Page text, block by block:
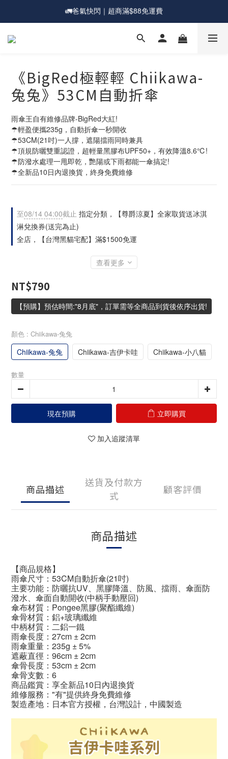
💰新會員送購物金現折$50
🎁爸氣一夏｜宅配滿$1588送超大直傘
💰新會員送購物金現折$50
《BigRed極輕輕 Chiikawa-
兔兔》53CM自動折傘
雨傘王自有維修品牌-BigRed大紅!
☂輕盈便攜235g，自動折傘一秒開收
☂53CM(21吋)一人撐，遮陽擋雨同時兼具
☂頂規防曬雙重認證，超輕量黑膠布UPF50+，有效降溫8.6℃!
☂防潑水處理一甩即乾，艷陽或下雨都能一傘搞定!
☂全新品10日內退換貨，終身免費維修
至08/14 04:00截止 指定分類，【尊爵涼夏】全家取貨送冰淇
淋兌換券(送完為止)
全店，【台灣黑貓宅配】滿$1500免運
查看更多
NT$790
【預購】預估時間:"8月底"，訂單需等全商品到貨後依序出貨!
顏色 : Chiikawa-兔兔
Chiikawa-兔兔 Chiikawa-吉伊卡哇 Chiikawa-小八貓
數量
現在預購 立即購買
加入追蹤清單
商品描述
送貨及付款方
式
顧客評價
商品描述
【商品規格】
雨傘尺寸：53CM自動折傘(21吋)
主要功能：防曬抗UV、黑膠降溫、防風、擋雨、傘面防
潑水、傘面自動開收(中柄手動壓回)
傘布材質：Pongee黑膠(聚酯纖維)
傘骨材質：鋁+玻璃纖維
中柄材質：二鋁一鐵
雨傘長度：27cm ± 2cm
雨傘重量：235g ± 5%
遮蔽直徑：96cm ± 2cm
傘骨長度：53cm ± 2cm
傘骨支數：6
商品鑑賞：享全新品10日內退換貨
維修服務："有"提供終身免費維修
製造產地：日本官方授權，台灣設計，中國製造